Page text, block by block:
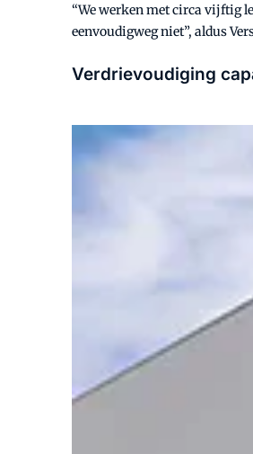
“We werken met circa vijftig
eenvoudigweg niet”, aldus
Verdrievoudiging